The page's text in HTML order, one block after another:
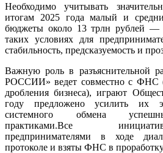
Необходимо учитывать
итогам 2025 года малый и
бюджеты около 13 трлн рублей —
таких условиях для
стабильность, предсказуемость и
Важную роль в разъяснительной
РОССИИ» ведет совместно с ФНС
дробления бизнеса), играют
году предложено усилить их
системного обмена
практиками.Все
предпринимателями в ходе
протоколе и взяты ФНС в